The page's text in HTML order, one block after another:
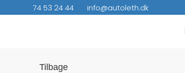
74 53 24 44 info@autoleth.dk
Tilbage